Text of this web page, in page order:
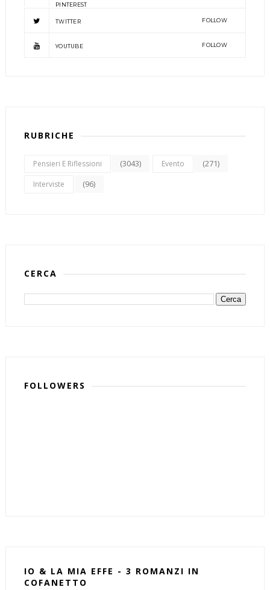
PINTEREST
TWITTER FOLLOW
YOUTUBE FOLLOW
RUBRICHE
Pensieri E Riflessioni (3043) Evento (271)
Interviste (96)
CERCA
FOLLOWERS
IO & LA MIA EFFE - 3 ROMANZI IN
COFANETTO